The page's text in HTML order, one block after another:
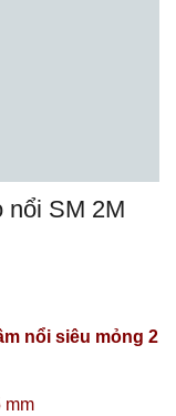
nổi SM 2M
nổi siêu mỏng 2
mm